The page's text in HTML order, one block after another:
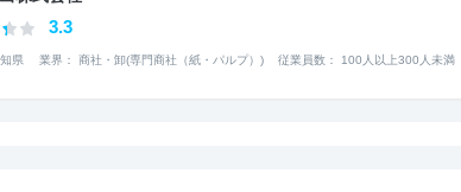
3.3
県 業界： 商社・卸(専門商社（紙・パルプ）) 従業員数： 100人以上300人未満